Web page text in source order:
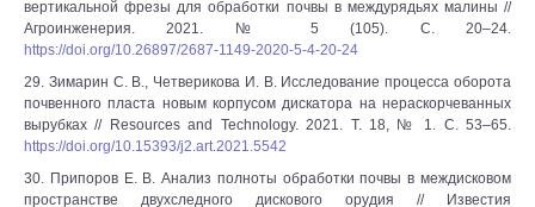
вертикальной фрезы для обработки почвы в междурядьях малины //
Агроинженерия. 2021. № 5 (105). С. 20–24.
https://doi.org/10.26897/2687-1149-2020-5-4-20-24
29. Зимарин С. В., Четверикова И. В. Исследование процесса оборота
почвенного пласта новым корпусом дискатора на нераскорчеванных
вырубках // Resources and Technology. 2021. Т. 18, № 1. С. 53–65.
https://doi.org/10.15393/j2.art.2021.5542
30. Припоров Е. В. Анализ полноты обработки почвы в междисковом
пространстве двухследного дискового орудия // Известия